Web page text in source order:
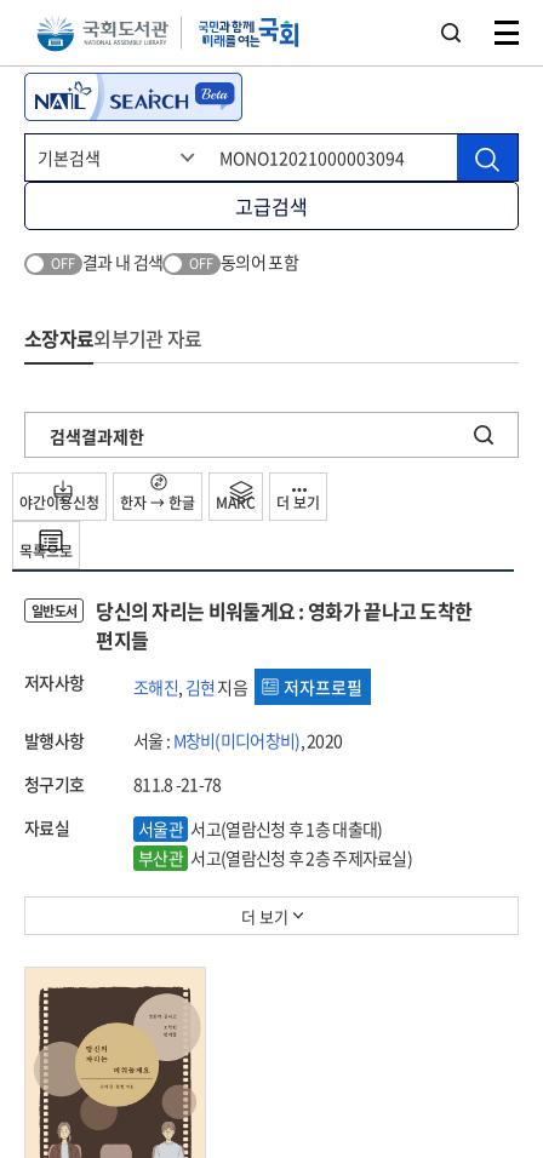
본문 바로가기주메뉴 바로가기
고급검색
OFF 결과 내 검색 OFF 동의어 포함
소장자료외부기관 자료
검색결과제한
목록으로
야간이용신청 한자 → 한글 MARC 더 보기
일반도서
당신의 자리는 비워둘게요 : 영화가 끝나고 도착한
편지들
저자사항 조해진, 김현 지음 저자프로필
발행사항 서울 : M창비(미디어창비), 2020
청구기호
811.8 -21-78
자료실
서울관 서고(열람신청 후 1층 대출대)
부산관 서고(열람신청 후 2층 주제자료실)
더 보기